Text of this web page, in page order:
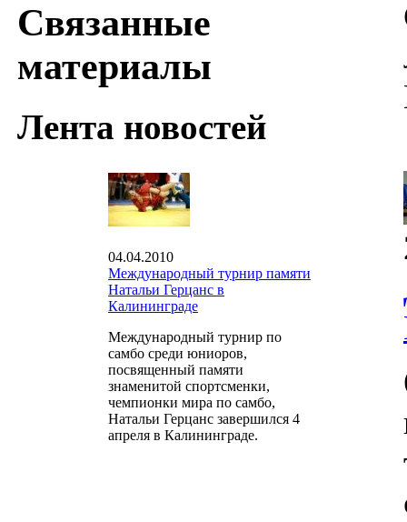
Связанные
материалы
Лента новостей
04.04.2010
Международный турнир памяти
Натальи Герцанс в
Калининграде
Международный турнир по
самбо среди юниоров,
посвященный памяти
знаменитой спортсменки,
чемпионки мира по самбо,
Натальи Герцанс завершился 4
апреля в Калининграде.